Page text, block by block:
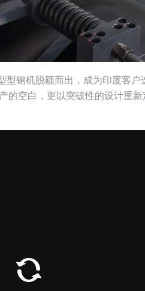
钢机脱颖而出，成为印度客
的空白，更以突破性的设计重